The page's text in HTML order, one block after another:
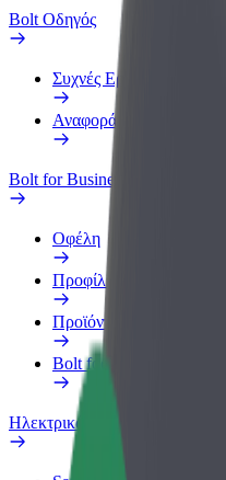
Bolt Οδηγός
Συχνές Ερωτήσεις
Αναφορά οχήματος
Bolt for Business
Οφέλη
Προφίλ Εργασίας
Προϊόντα
Bolt food για επιχειρήσεις
Ηλεκτρικά ποδήλατα